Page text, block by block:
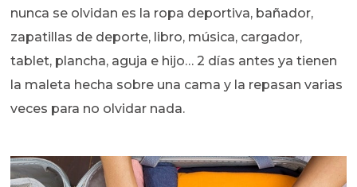
nunca se olvidan es la ropa deportiva, bañador,
zapatillas de deporte, libro, música, cargador,
tablet, plancha, aguja e hijo… 2 días antes ya tienen
la maleta hecha sobre una cama y la repasan varias
veces para no olvidar nada.